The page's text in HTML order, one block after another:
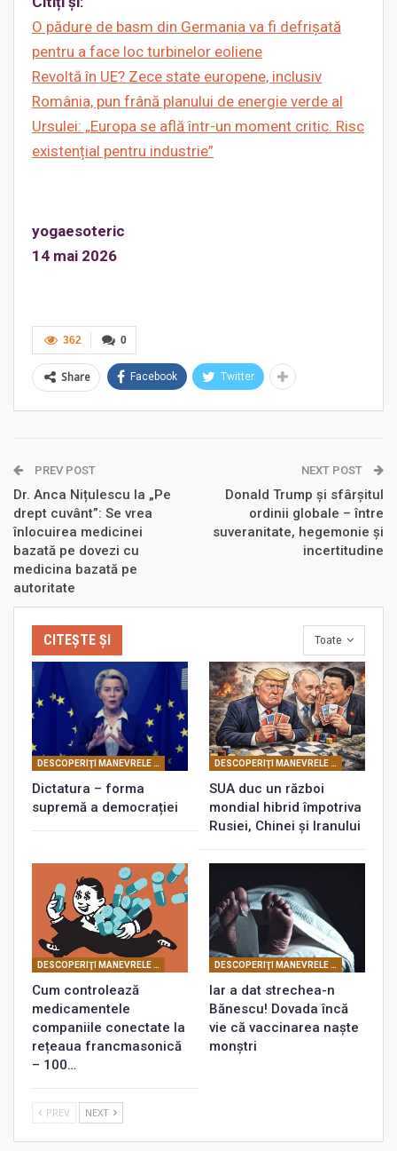
O pădure de basm din Germania va fi defrișată
pentru a face loc turbinelor eoliene
Revoltă în UE? Zece state europene, inclusiv
România, pun frână planului de energie verde al
Ursulei: „Europa se află într-un moment critic. Risc
existențial pentru industrie”
yogaesoteric
14 mai 2026
0
362
Share Facebook Twitter
PREV POST
Dr. Anca Nițulescu la „Pe
drept cuvânt”: Se vrea
înlocuirea medicinei
bazată pe dovezi cu
medicina bazată pe
autoritate
NEXT POST
Donald Trump și sfârșitul
ordinii globale – între
suveranitate, hegemonie și
incertitudine
Toate
CITEȘTE ȘI
DESCOPERIŢI MANEVRELE FRANCMASONERIEI
Dictatura – forma
supremă a democrației
DESCOPERIŢI MANEVRELE FRANCMASONERIEI
SUA duc un război
mondial hibrid împotriva
Rusiei, Chinei și Iranului
DESCOPERIŢI MANEVRELE FRANCMASONERIEI
Cum controlează
medicamentele
companiile conectate la
rețeaua francmasonică
– 100…
DESCOPERIŢI MANEVRELE FRANCMASONERIEI
Iar a dat strechea-n
Bănescu! Dovada încă
vie că vaccinarea naște
monștri
PREV NEXT